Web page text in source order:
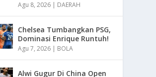
Agu 8, 2026 | DAERAH
Chelsea Tumbangkan PSG,
Dominasi Enrique Runtuh!
Agu 7, 2026 | BOLA
Alwi Gugur Di China Open